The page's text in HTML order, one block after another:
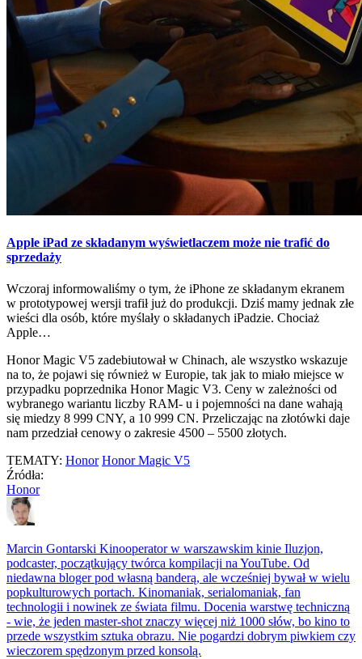
Apple iPad ze składanym wyświetlaczem może nie trafić do
sprzedaży
Wczoraj informowaliśmy o tym, że iPhone ze składanym ekranem
w prototypowej wersji trafił już do produkcji. Dziś mamy jednak złe
wieści dla osób, które myślały o składanych iPadzie. Chociaż
Apple…
Honor Magic V5 zadebiutował w Chinach, ale wszystko wskazuje
na to, że pojawi się również w Europie, tak jak to miało miejsce w
przypadku poprzednika Honor Magic V3. Ceny w zależności od
wybranego wariantu liczby RAM- u i pojemności na dane wahają
się miedzy 8 999 CNY, a 10 999 CN. Przeliczając na złotówki daje
nam przedział cenowy o zakresie 4500 – 5500 złotych.
TEMATY: Honor Honor Magic V5
Źródła:
Honor
Marcin Gontarski Kinooperator w warszawskim kinie Iluzjon,
podcaster, początkujący twórca kompilacji na YouTube. Od
niedawna bloger pod własną banderą, ale wcześniej bywał w wielu
popkulturowych portach. Kinomaniak, serialomaniak, fan
technologii i nowinek ze świata filmu. Docenia warstwę techniczną
- wie, że jeden master-shot znaczy więcej niż 1000 słów, bo kino to
przede wszystkim sztuka obrazu. Nie pogardzi dobrym piwkiem czy
wieczorem spędzonym przed konsolą.